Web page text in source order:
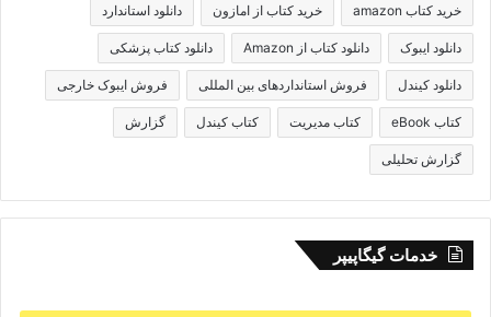
خرید کتاب amazon خرید کتاب از امازون دانلود استاندارد
دانلود ایبوک دانلود کتاب از Amazon دانلود کتاب پزشکی
دانلود کیندل فروش استانداردهای بین المللی فروش ایبوک خارجی
کتاب eBook کتاب مدیریت کتاب کیندل گزارش
گزارش تحلیلی
خدمات گیگاپیپر